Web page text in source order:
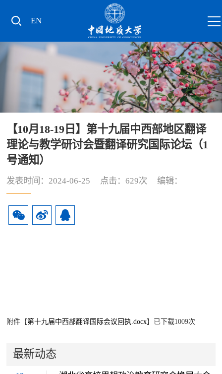
EN
【10月18-19日】第十九届中西部地区翻译
理论与教学研讨会暨翻译研究国际论坛（1
号通知）
发表时间：2024-06-25 点击：629次 编辑：
附件【第十九届中西部翻译国际会议回执.docx】已下载1009次
最新动态